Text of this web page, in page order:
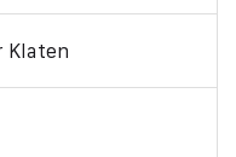
Klaten